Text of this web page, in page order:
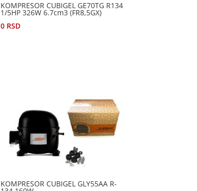
KOMPRESOR CUBIGEL GE70TG R134
1/5HP 326W 6.7cm3 (FR8,5GX)
0 RSD
KOMPRESOR CUBIGEL GLY55AA R-